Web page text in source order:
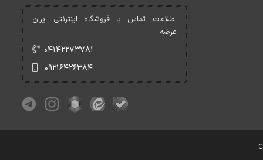
اطلاعات تماس با فروشگاه اینترنتی ایران
عرضه:
۰۴۱۴۲۲۷۳۷۸۱
۰۹۲۱۶۴۲۶۳۸۴